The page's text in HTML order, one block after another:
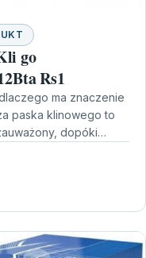
go
Rs1
ma znaczenie
paska klinowego to
dopóki